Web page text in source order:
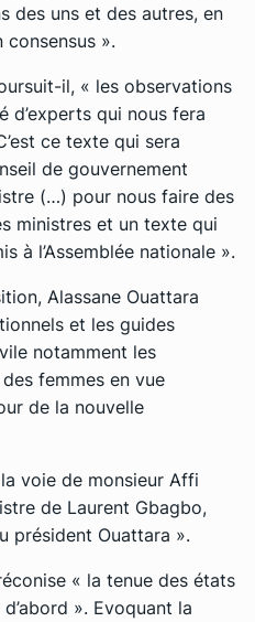
des uns et des autres, en
».
il, « les observations
d’experts qui nous fera
ce texte qui sera
de gouvernement
(…) pour nous faire des
ministres et un texte qui
à l’Assemblée nationale ».
Alassane Ouattara
et les guides
notamment les
femmes en vue
de la nouvelle
voie de monsieur Affi
de Laurent Gbagbo,
président Ouattara ».
« la tenue des états
». Evoquant la